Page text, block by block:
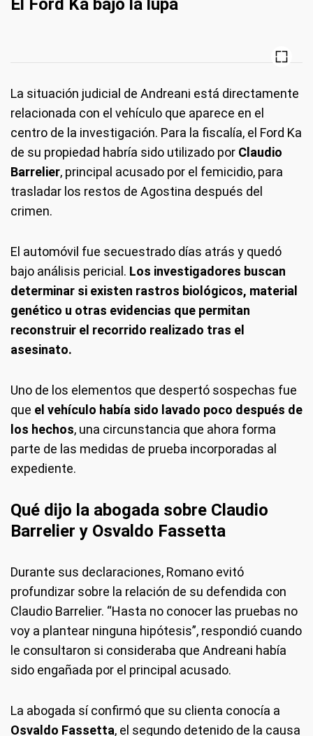
El Ford Ka bajo la lupa
La situación judicial de Andreani está directamente
relacionada con el vehículo que aparece en el
centro de la investigación. Para la fiscalía, el Ford Ka
de su propiedad habría sido utilizado por Claudio
Barrelier, principal acusado por el femicidio, para
trasladar los restos de Agostina después del
crimen.
El automóvil fue secuestrado días atrás y quedó
bajo análisis pericial. Los investigadores buscan
determinar si existen rastros biológicos, material
genético u otras evidencias que permitan
reconstruir el recorrido realizado tras el
asesinato.
Uno de los elementos que despertó sospechas fue
que el vehículo había sido lavado poco después de
los hechos, una circunstancia que ahora forma
parte de las medidas de prueba incorporadas al
expediente.
Qué dijo la abogada sobre Claudio
Barrelier y Osvaldo Fassetta
Durante sus declaraciones, Romano evitó
profundizar sobre la relación de su defendida con
Claudio Barrelier. “Hasta no conocer las pruebas no
voy a plantear ninguna hipótesis”, respondió cuando
le consultaron si consideraba que Andreani había
sido engañada por el principal acusado.
La abogada sí confirmó que su clienta conocía a
Osvaldo Fassetta, el segundo detenido de la causa